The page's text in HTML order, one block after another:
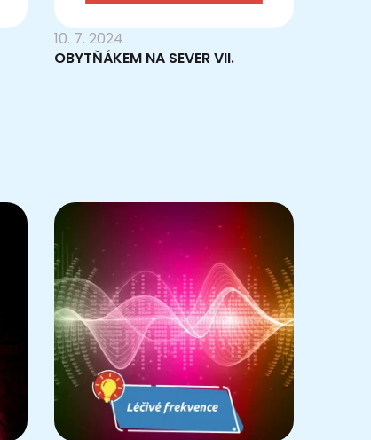
10. 7. 2024
OBYTŇÁKEM NA SEVER VII.